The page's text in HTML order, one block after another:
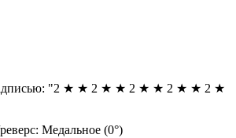
"2 ★ ★ 2 ★ ★ 2 ★ ★ 2 ★ ★ 2 ★
: Медальное (0°)